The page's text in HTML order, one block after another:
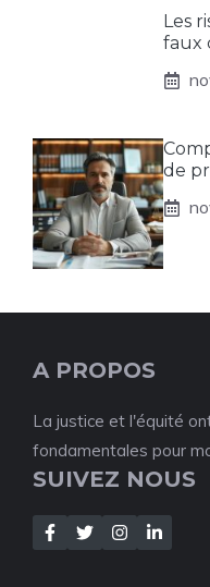
Les
faux
de
A PROPOS
La justice et l'équité
fondamentales pour
SUIVEZ NOUS